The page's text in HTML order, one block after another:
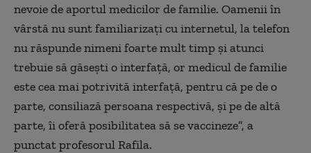
nevoie de aportul medicilor de familie. Oamenii în
vârstă nu sunt familiarizați cu internetul, la telefon
nu răspunde nimeni foarte mult timp și atunci
trebuie să găsești o interfață, or medicul de familie
este cea mai potrivită interfață, pentru că pe de o
parte, consiliază persoana respectivă, și pe de altă
parte, îi oferă posibilitatea să se vaccineze”, a
punctat profesorul Rafila.